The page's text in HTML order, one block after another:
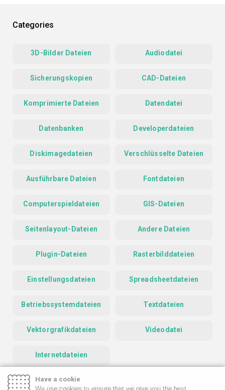
Categories
3D-Bilder Dateien Audiodatei
Sicherungskopien CAD-Dateien
Komprimierte Dateien Datendatei
Datenbanken Developerdateien
Diskimagedateien Verschlüsselte Dateien
Ausführbare Dateien Fontdateien
Computerspieldateien GIS-Dateien
Seitenlayout-Dateien Andere Dateien
Plugin-Dateien Rasterbilddateien
Einstellungsdateien Spreadsheetdateien
Betriebssystemdateien Textdateien
Vektorgrafikdateien Videodatei
Internetdateien
Homepage Contact Privacy Policy
Have a cookie